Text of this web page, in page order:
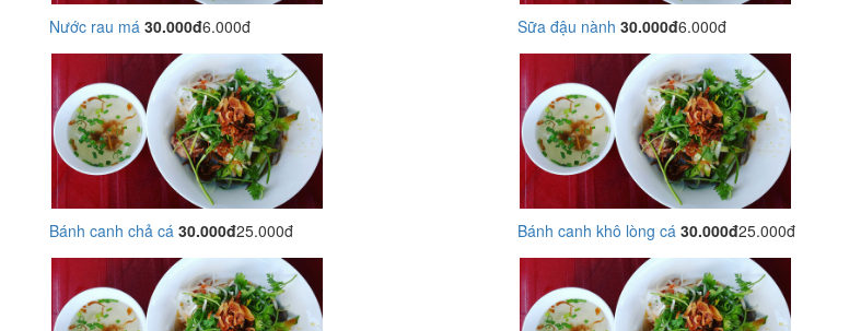
Nước rau má 30.000đ6.000đ Sữa đậu nành 30.000đ6.000đ
Bánh canh chả cá 30.000đ25.000đ Bánh canh khô lòng cá 30.000đ25.000đ